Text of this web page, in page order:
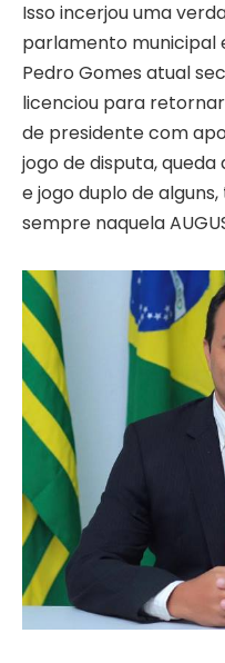
Isso incerjou uma
parlamento municipal
Pedro Gomes atual
licenciou para
de presidente com
jogo de disputa,
e jogo duplo de
sempre naquela